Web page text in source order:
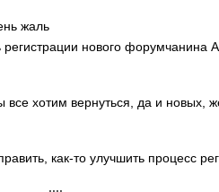
жаль
нового форумчанина
хотим вернуться, да и новых,
как-то улучшить процесс